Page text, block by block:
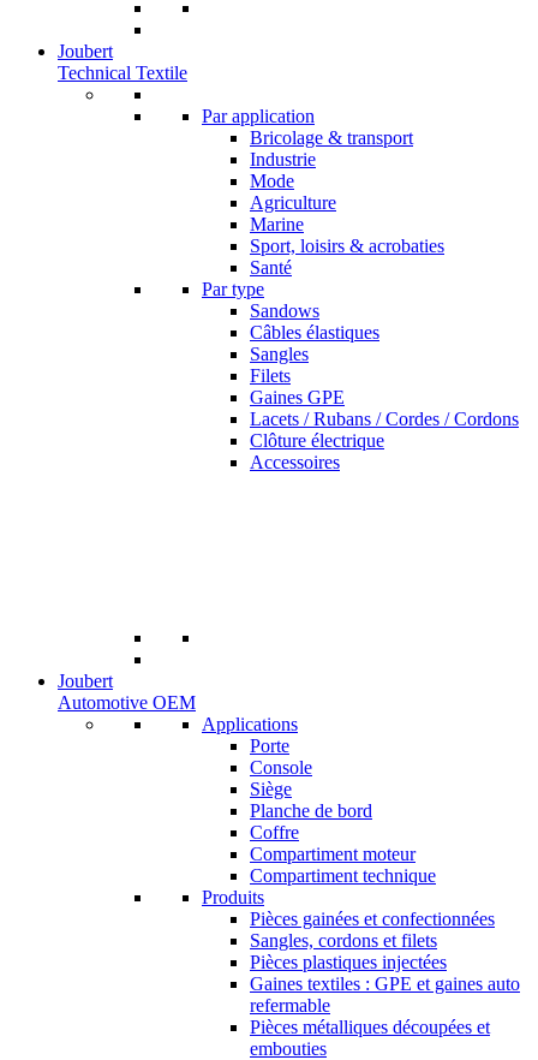
Joubert
Technical Textile
Par application
Bricolage & transport
Industrie
Mode
Agriculture
Marine
Sport, loisirs & acrobaties
Santé
Par type
Sandows
Câbles élastiques
Sangles
Filets
Gaines GPE
Lacets / Rubans / Cordes / Cordons
Clôture électrique
Accessoires
Joubert
Automotive OEM
Applications
Porte
Console
Siège
Planche de bord
Coffre
Compartiment moteur
Compartiment technique
Produits
Pièces gainées et confectionnées
Sangles, cordons et filets
Pièces plastiques injectées
Gaines textiles : GPE et gaines auto
refermable
Pièces métalliques découpées et
embouties